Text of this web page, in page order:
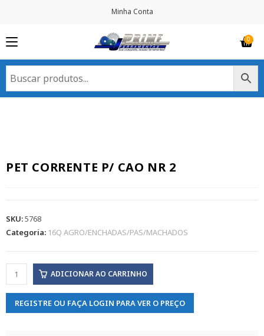
Minha Conta
PET CORRENTE P/ CAO NR 2
SKU:5768
Categoria: 16Q AGRO/ENCHADAS/PAS/MACHADOS
ADICIONAR AO CARRINHO
REGISTRE OU FAÇA LOGIN PARA VER O PREÇO